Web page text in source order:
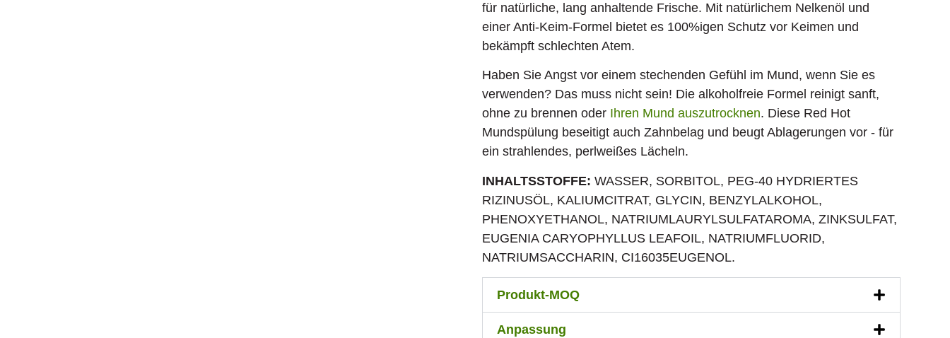
für natürliche, lang anhaltende Frische. Mit natürlichem Nelkenöl und
einer Anti-Keim-Formel bietet es 100%igen Schutz vor Keimen und
bekämpft schlechten Atem.
Haben Sie Angst vor einem stechenden Gefühl im Mund, wenn Sie es
verwenden? Das muss nicht sein! Die alkoholfreie Formel reinigt sanft,
ohne zu brennen oder Ihren Mund auszutrocknen. Diese Red Hot
Mundspülung beseitigt auch Zahnbelag und beugt Ablagerungen vor - für
ein strahlendes, perlweißes Lächeln.
INHALTSSTOFFE: WASSER, SORBITOL, PEG-40 HYDRIERTES
RIZINUSÖL, KALIUMCITRAT, GLYCIN, BENZYLALKOHOL,
PHENOXYETHANOL, NATRIUMLAURYLSULFATAROMA, ZINKSULFAT,
EUGENIA CARYOPHYLLUS LEAFOIL, NATRIUMFLUORID,
NATRIUMSACCHARIN, CI16035EUGENOL.
Produkt-MOQ
Anpassung